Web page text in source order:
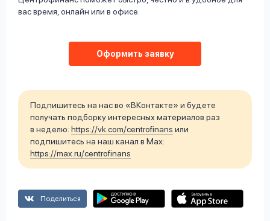
вас время, онлайн или в офисе.
Оформить заявку
Подпишитесь на нас во «ВКонтакте» и будете
получать подборку интересных материалов раз
в неделю: https://vk.com/centrofinans или
подпишитесь на наш канал в Max:
https://max.ru/centrofinans
Поделиться